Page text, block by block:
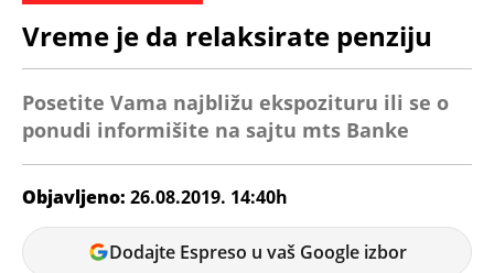
Vreme je da relaksirate penziju
Posetite Vama najbližu ekspozituru ili se o
ponudi informišite na sajtu mts Banke
Objavljeno: 26.08.2019. 14:40h
Sara
Dodajte Espreso u vaš Google izbor